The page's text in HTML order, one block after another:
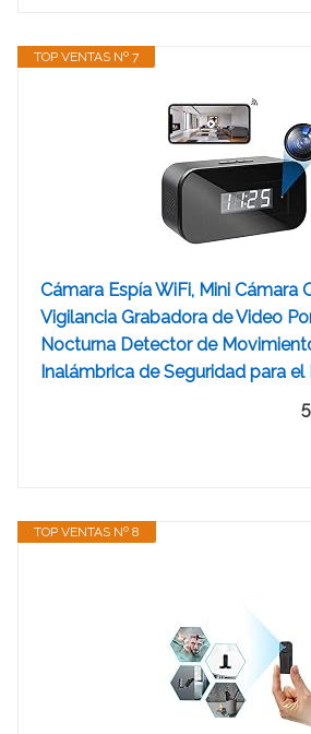
TOP VENTAS Nº 7
Cámara Espía WiFi, Mini Cámara
Vigilancia Grabadora de Video
Nocturna Detector de
Inalámbrica de Seguridad para
TOP VENTAS Nº 8